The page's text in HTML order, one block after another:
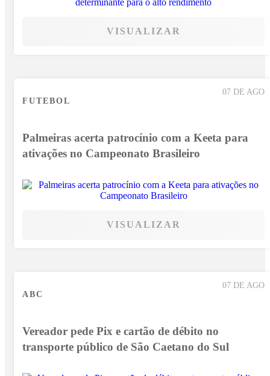
VISUALIZAR
07 DE AGO
FUTEBOL
Palmeiras acerta patrocínio com a Keeta para
ativações no Campeonato Brasileiro
VISUALIZAR
07 DE AGO
ABC
Vereador pede Pix e cartão de débito no
transporte público de São Caetano do Sul